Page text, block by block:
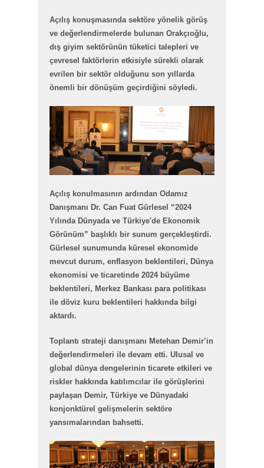
Açılış konuşmasında sektöre yönelik görüş
ve değerlendirmelerde bulunan Orakçıoğlu,
dış giyim sektörünün tüketici talepleri ve
çevresel faktörlerin etkisiyle sürekli olarak
evrilen bir sektör olduğunu son yıllarda
önemli bir dönüşüm geçirdiğini söyledi.
Açılış konulmasının ardından Odamız
Danışmanı Dr. Can Fuat Gürlesel “2024
Yılında Dünyada ve Türkiye'de Ekonomik
Görünüm” başlıklı bir sunum gerçekleştirdi.
Gürlesel sunumunda küresel ekonomide
mevcut durum, enflasyon beklentileri, Dünya
ekonomisi ve ticaretinde 2024 büyüme
beklentileri, Merkez Bankası para politikası
ile döviz kuru beklentileri hakkında bilgi
aktardı.
Toplantı strateji danışmanı Metehan Demir’in
değerlendirmeleri ile devam etti. Ulusal ve
global dünya dengelerinin ticarete etkileri ve
riskler hakkında katılımcılar ile görüşlerini
paylaşan Demir, Türkiye ve Dünyadaki
konjonktürel gelişmelerin sektöre
yansımalarından bahsetti.